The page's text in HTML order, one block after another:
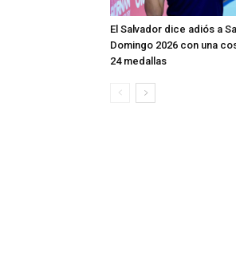
El Salvador dice adiós a
Domingo 2026 con una
24 medallas